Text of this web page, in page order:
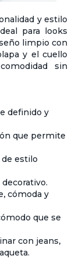
y estilo
para looks
limpio con
y el cuello
sin
definido y
que permite
estilo
cómoda y
que se
con jeans,